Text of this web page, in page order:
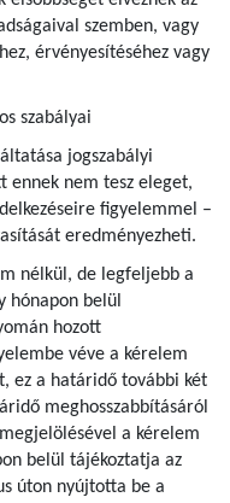
szemben, vagy
érvényesítéséhez vagy
szabályai
jogszabályi
ennek nem tesz eleget,
figyelemmel –
eredményezheti.
nélkül, de legfeljebb a
hónapon belül
hozott
véve a kérelem
ez a határidő további két
meghosszabbításáról
a kérelem
belül tájékoztatja az
úton nyújtotta be a